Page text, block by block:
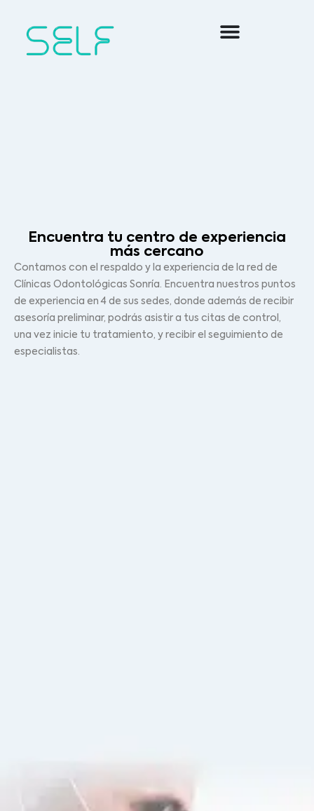
contenido
Encuentra tu centro de experiencia
más cercano
Contamos con el respaldo y la experiencia de la red de
Clínicas Odontológicas Sonría. Encuentra nuestros puntos
de experiencia en 4 de sus sedes, donde además de recibir
asesoría preliminar, podrás asistir a tus citas de control,
una vez inicie tu tratamiento, y recibir el seguimiento de
especialistas.